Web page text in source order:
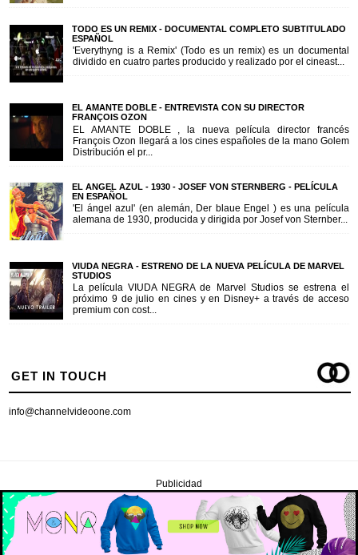
TODO ES UN REMIX - DOCUMENTAL COMPLETO SUBTITULADO
ESPAÑOL
'Everythyng is a Remix' (Todo es un remix) es un documental
dividido en cuatro partes producido y realizado por el cineast...
EL AMANTE DOBLE - ENTREVISTA CON SU DIRECTOR
FRANÇOIS OZON
EL AMANTE DOBLE , la nueva película director francés
François Ozon llegará a los cines españoles de la mano Golem
Distribución el pr...
EL ANGEL AZUL - 1930 - JOSEF VON STERNBERG - PELÍCULA
EN ESPAÑOL
'El ángel azul' (en alemán, Der blaue Engel ) es una película
alemana de 1930, producida y dirigida por Josef von Sternber...
VIUDA NEGRA - ESTRENO DE LA NUEVA PELÍCULA DE MARVEL
STUDIOS
La película VIUDA NEGRA de Marvel Studios se estrena el
próximo 9 de julio en cines y en Disney+ a través de acceso
premium con cost...
GET IN TOUCH
info@channelvideoone.com
Publicidad